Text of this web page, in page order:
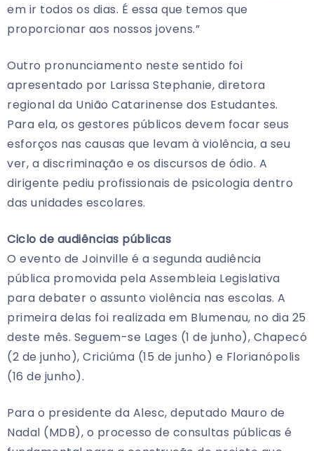
em ir todos os dias. É essa que temos que
proporcionar aos nossos jovens.”
Outro pronunciamento neste sentido foi
apresentado por Larissa Stephanie, diretora
regional da União Catarinense dos Estudantes.
Para ela, os gestores públicos devem focar seus
esforços nas causas que levam à violência, a seu
ver, a discriminação e os discursos de ódio. A
dirigente pediu profissionais de psicologia dentro
das unidades escolares.
Ciclo de audiências públicas
O evento de Joinville é a segunda audiência
pública promovida pela Assembleia Legislativa
para debater o assunto violência nas escolas. A
primeira delas foi realizada em Blumenau, no dia 25
deste mês. Seguem-se Lages (1 de junho), Chapecó
(2 de junho), Criciúma (15 de junho) e Florianópolis
(16 de junho).
Para o presidente da Alesc, deputado Mauro de
Nadal (MDB), o processo de consultas públicas é